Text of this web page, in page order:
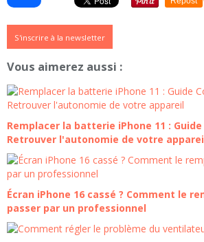
S'inscrire à la newsletter
Vous aimerez aussi :
Remplacer la batterie iPhone 11 :
Retrouver l'autonomie de votre
Écran iPhone 16 cassé ? Comment le
passer par un professionnel